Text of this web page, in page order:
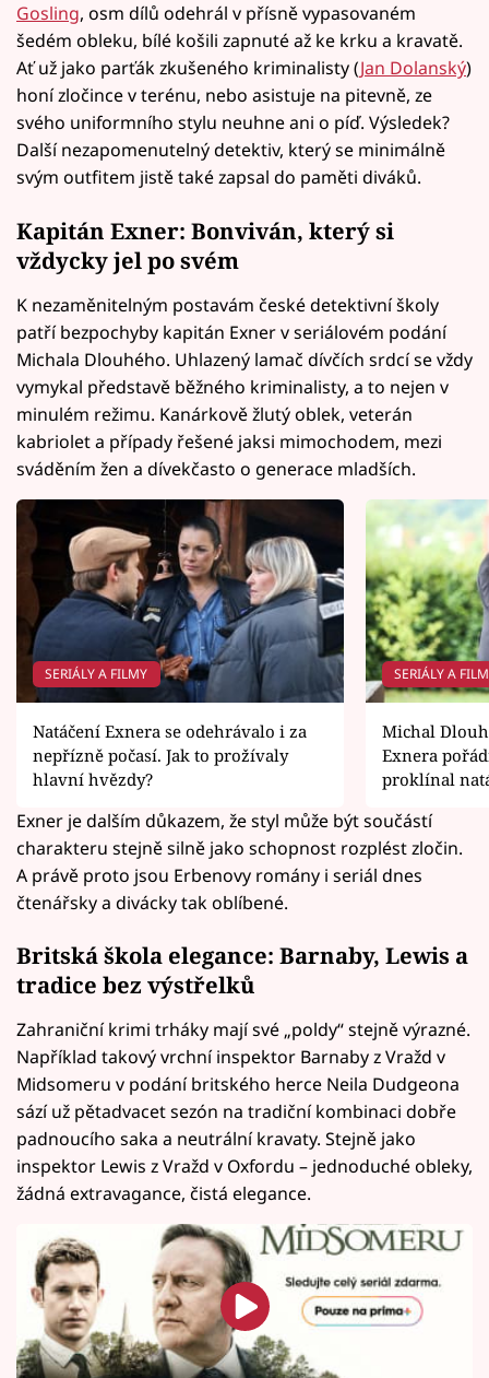
Gosling, osm dílů odehrál v přísně vypasovaném
šedém obleku, bílé košili zapnuté až ke krku a kravatě.
Ať už jako parťák zkušeného kriminalisty (Jan Dolanský)
honí zločince v terénu, nebo asistuje na pitevně, ze
svého uniformního stylu neuhne ani o píď. Výsledek?
Další nezapomenutelný detektiv, který se minimálně
svým outfitem jistě také zapsal do paměti diváků.
Kapitán Exner: Bonviván, který si
vždycky jel po svém
K nezaměnitelným postavám české detektivní školy
patří bezpochyby kapitán Exner v seriálovém podání
Michala Dlouhého. Uhlazený lamač dívčích srdcí se vždy
vymykal představě běžného kriminalisty, a to nejen v
minulém režimu. Kanárkově žlutý oblek, veterán
kabriolet a případy řešené jaksi mimochodem, mezi
sváděním žen a dívekčasto o generace mladších.
SERIÁLY A FILMY
Natáčení Exnera se odehrávalo i za
nepřízně počasí. Jak to prožívaly
hlavní hvězdy?
SERIÁLY A
Michal
Exnera
proklínal
Exner je dalším důkazem, že styl může být součástí
charakteru stejně silně jako schopnost rozplést zločin.
A právě proto jsou Erbenovy romány i seriál dnes
čtenářsky a divácky tak oblíbené.
Britská škola elegance: Barnaby, Lewis a
tradice bez výstřelků
Zahraniční krimi trháky mají své „poldy“ stejně výrazné.
Například takový vrchní inspektor Barnaby z Vražd v
Midsomeru v podání britského herce Neila Dudgeona
sází už pětadvacet sezón na tradiční kombinaci dobře
padnoucího saka a neutrální kravaty. Stejně jako
inspektor Lewis z Vražd v Oxfordu – jednoduché obleky,
žádná extravagance, čistá elegance.